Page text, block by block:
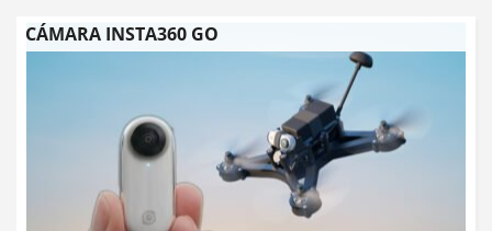
CÁMARA INSTA360 GO